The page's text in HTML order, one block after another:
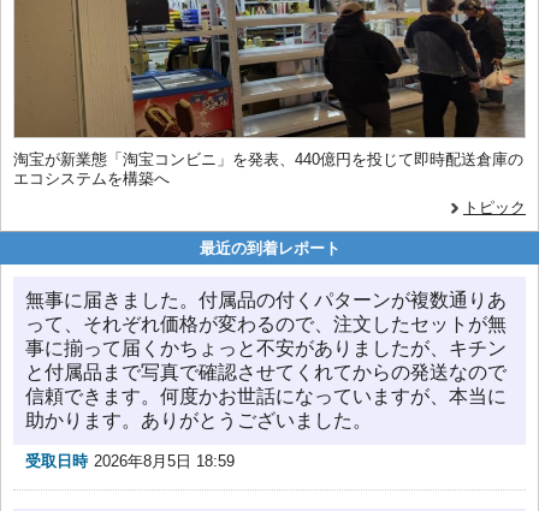
淘宝が新業態「淘宝コンビニ」を発表、440億円を投じて即時配送倉庫の
エコシステムを構築へ
トピック
最近の到着レポート
無事に届きました。付属品の付くパターンが複数通りあ
って、それぞれ価格が変わるので、注文したセットが無
事に揃って届くかちょっと不安がありましたが、キチン
と付属品まで写真で確認させてくれてからの発送なので
信頼できます。何度かお世話になっていますが、本当に
助かります。ありがとうございました。
受取日時 2026年8月5日 18:59